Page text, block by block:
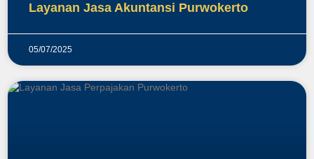
Layanan Jasa Akuntansi Purwokerto
05/07/2025